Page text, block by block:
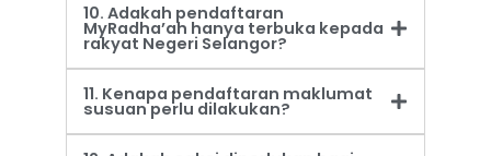
10. Adakah pendaftaran
MyRadha’ah hanya terbuka kepada
rakyat Negeri Selangor?
11. Kenapa pendaftaran maklumat
susuan perlu dilakukan?